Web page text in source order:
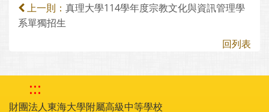
上一則： 真理大學114學年度宗教文化與資訊管理學
系單獨招生
回列表
:::
財團法人東海大學附屬高級中等學校